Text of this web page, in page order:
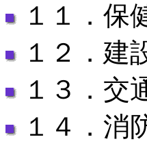
１１．保
１２．建
１３．交
１４．消